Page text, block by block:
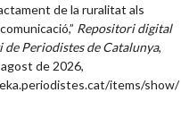
de la ruralitat als
Repositori digital
de Periodistes de Catalunya,
de 2026,
items/show/